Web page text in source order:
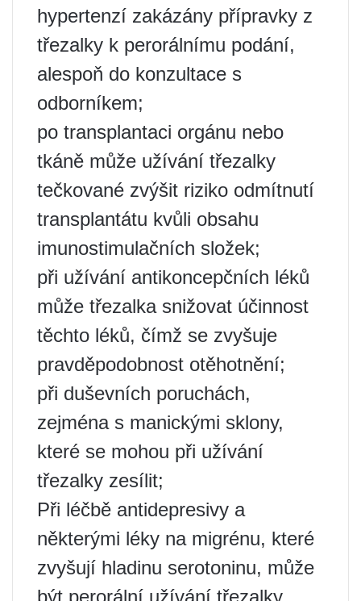
hypertenzí zakázány přípravky z
třezalky k perorálnímu podání,
alespoň do konzultace s
odborníkem;
po transplantaci orgánu nebo
tkáně může užívání třezalky
tečkované zvýšit riziko odmítnutí
transplantátu kvůli obsahu
imunostimulačních složek;
při užívání antikoncepčních léků
může třezalka snižovat účinnost
těchto léků, čímž se zvyšuje
pravděpodobnost otěhotnění;
při duševních poruchách,
zejména s manickými sklony,
které se mohou při užívání
třezalky zesílit;
Při léčbě antidepresivy a
některými léky na migrénu, které
zvyšují hladinu serotoninu, může
být perorální užívání třezalky